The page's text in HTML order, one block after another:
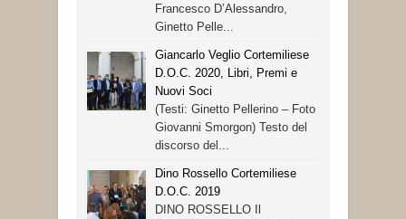
Francesco D’Alessandro,
Ginetto Pelle...
Giancarlo Veglio Cortemiliese
D.O.C. 2020, Libri, Premi e
Nuovi Soci
(Testi: Ginetto Pellerino – Foto
Giovanni Smorgon) Testo del
discorso del...
Dino Rossello Cortemiliese
D.O.C. 2019
DINO ROSSELLO Il